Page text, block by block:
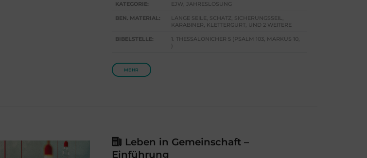
KATEGORIE: EJW, JAHRESLOSUNG
BEN. MATERIAL:
LANGE SEILE, SCHATZ, SICHERUNGSSEIL,
KARABINER, KLETTERGURT, UND 2 WEITERE
BIBELSTELLE:
1. THESSALONICHER 5 (PSALM 103, MARKUS 10,
)
MEHR
Leben in Gemeinschaft –
Einführung